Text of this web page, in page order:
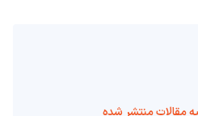
مقالات منتشر شده